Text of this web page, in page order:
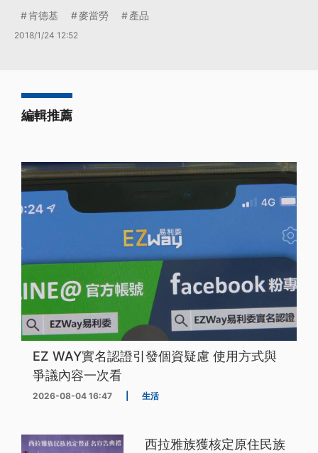
肯德基 麥當勞 產品
2018/1/24 12:52
編輯推薦
EZ WAY實名認證引發個資疑慮 使用方式與
爭議內容一次看
2026-08-04 16:47 生活
西拉雅族獲核定原住民族